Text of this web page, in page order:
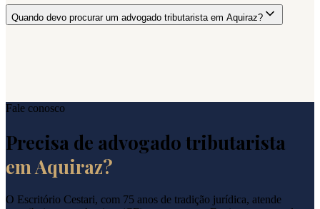
Quando devo procurar um advogado tributarista em Aquiraz?
Fale conosco
Precisa de advogado tributarista
em Aquiraz?
O Escritório Cestari, com 75 anos de tradição jurídica, atende